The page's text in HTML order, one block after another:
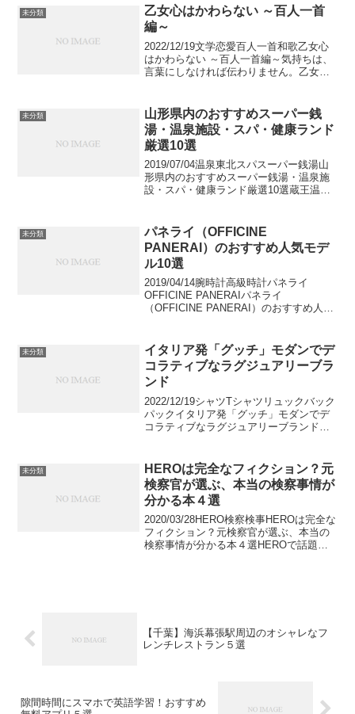
京からも新幹線で1時間30分ほどで到着し
てしまい...
未分類
乙女心はかわらない ～百人一首
編～
2022/12/19文学恋愛百人一首和歌乙女心
はかわらない ～百人一首編～気持ちは、
言葉にしなければ伝わりません。乙女心
れることなく言葉にしていた歌人たちの
素敵な恋歌を...
未分類
山形県内のおすすめスーパー銭
湯・温泉施設・スパ・健康ランド
厳選10選
2019/07/04温泉東北スパスーパー銭湯山
形県内のおすすめスーパー銭湯・温泉施
設・スパ・健康ランド厳選10選蔵王温泉
各地には日帰りで利用できる入浴スポッ
トも揃ってい...
未分類
パネライ（OFFICINE
PANERAI）のおすすめ人気モデ
ル10選
2019/04/14腕時計高級時計パネライ
OFFICINE PANERAIパネライ
（OFFICINE PANERAI）のおすすめ人気
インとスイスの時計技術が融合した高...
未分類
イタリア発「グッチ」モダンでデ
コラティブなラグジュアリーブラ
ンド
2022/12/19シャツTシャツリュックバック
パックイタリア発「グッチ」モダンでデ
コラティブなラグジュアリーブランド
ンで装飾的なデザインディテールが特徴
の、ラグジ...
未分類
HEROは完全なフィクション？元
検察官が選ぶ、本当の検察事情が
分かる本４選
2020/03/28HERO検察検事HEROは完全な
フィクション？元検察官が選ぶ、本当の
検察事情が分かる本４選HEROで話題の
【千葉】海浜幕張駅周辺のオシャレなフ
レンチレストラン５選
隙間時間にスマホで英語学習！おすすめ